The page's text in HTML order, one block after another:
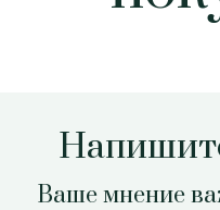
Ваше мнение